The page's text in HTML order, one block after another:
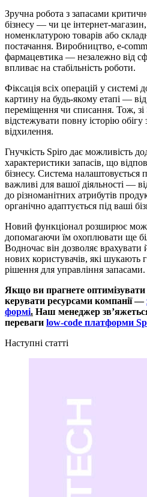
Зручна робота з запасами
бізнесу — чи це інтернет-
номенклатурою товарів або
постачання. Виробництво, e-
фармацевтика — незалежно від
впливає на стабільність роботи.
Фіксація всіх операцій у системі
картину на будь-якому етапі —
переміщення чи списання. Тож,
відстежувати повну історію
відхилення.
Гнучкість Spiro дає можливість
характеристики запасів, що
бізнесу. Система налаштовується
важливі для вашої діяльності —
до різноманітних атрибутів
органічно адаптується під ваші
Новий функціонал розширює
допомагаючи їм охоплювати ще
Водночас він дозволяє
нових користувачів, які шукають
рішення для управління запасами.
Якщо ви прагнете оптимізувати
керувати ресурсами компанії —
формі. Наш менеджер
переваги low-code платформи
Наступні статті